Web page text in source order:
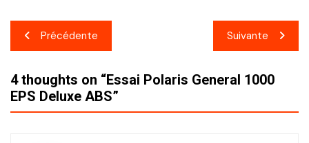
Navigation
de
l’article
Précédente Suivante
4 thoughts on “Essai Polaris General 1000
EPS Deluxe ABS”